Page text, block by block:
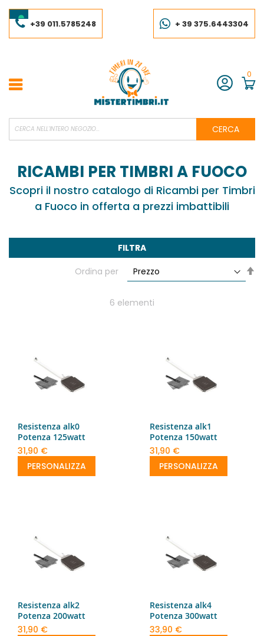
al
contenuto+39 011.5785248 + 39 375.6443304
Account
0
CERCA
RICAMBI PER TIMBRI A FUOCO
Scopri il nostro catalogo di Ricambi per Timbri
a Fuoco in offerta a prezzi imbattibili
6 elementi
Ordina per
Resistenza alk0
Potenza 125watt
31,90 €
PERSONALIZZA
Resistenza alk1
Potenza 150watt
31,90 €
PERSONALIZZA
Resistenza alk2
Potenza 200watt
31,90 €
Resistenza alk4
Potenza 300watt
33,90 €
FILTRA